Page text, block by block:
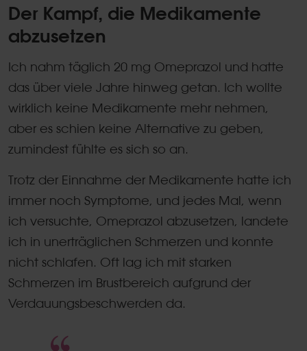
Der Kampf, die Medikamente
abzusetzen
Ich nahm täglich 20 mg Omeprazol und hatte
das über viele Jahre hinweg getan. Ich wollte
wirklich keine Medikamente mehr nehmen,
aber es schien keine Alternative zu geben,
zumindest fühlte es sich so an.
Trotz der Einnahme der Medikamente hatte ich
immer noch Symptome, und jedes Mal, wenn
ich versuchte, Omeprazol abzusetzen, landete
ich in unerträglichen Schmerzen und konnte
nicht schlafen. Oft lag ich mit starken
Schmerzen im Brustbereich aufgrund der
Verdauungsbeschwerden da.